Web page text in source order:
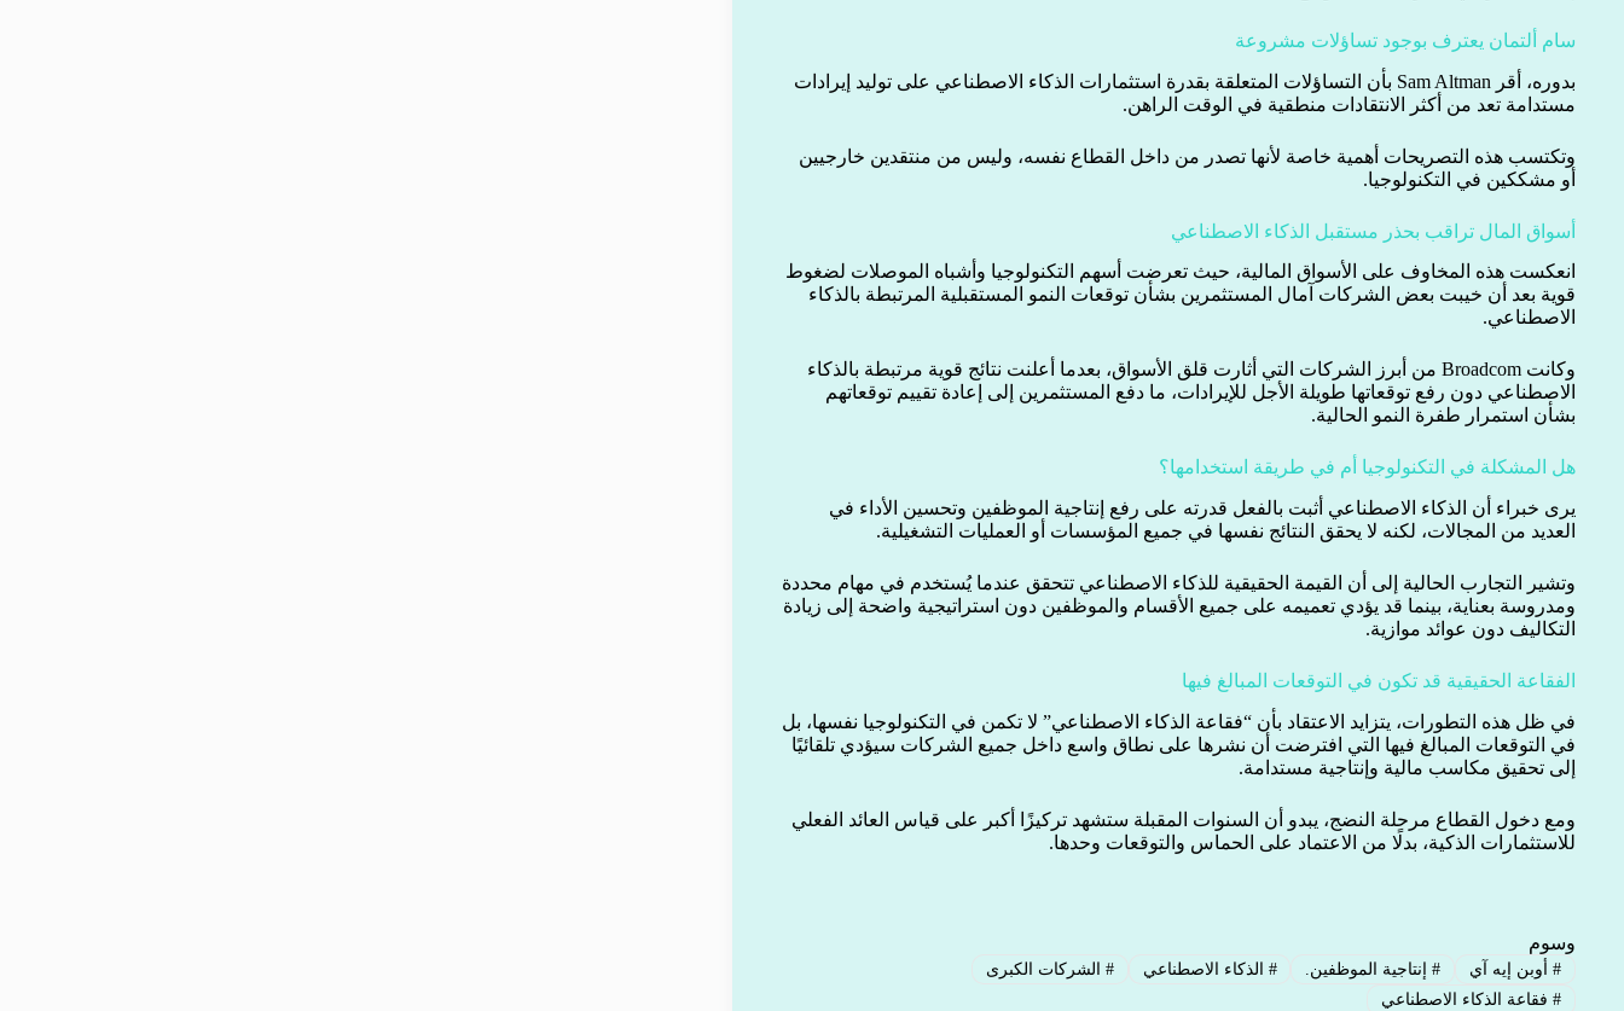
سام ألتمان يعترف بوجود تساؤلات مشروعة
بدوره، أقر Sam Altman بأن التساؤلات المتعلقة بقدرة استثمارات الذكاء الاصطناعي على توليد إيرادات
مستدامة تعد من أكثر الانتقادات منطقية في الوقت الراهن.
وتكتسب هذه التصريحات أهمية خاصة لأنها تصدر من داخل القطاع نفسه، وليس من منتقدين خارجيين
أو مشككين في التكنولوجيا.
أسواق المال تراقب بحذر مستقبل الذكاء الاصطناعي
انعكست هذه المخاوف على الأسواق المالية، حيث تعرضت أسهم التكنولوجيا وأشباه الموصلات لضغوط
قوية بعد أن خيبت بعض الشركات آمال المستثمرين بشأن توقعات النمو المستقبلية المرتبطة بالذكاء
الاصطناعي.
وكانت Broadcom من أبرز الشركات التي أثارت قلق الأسواق، بعدما أعلنت نتائج قوية مرتبطة بالذكاء
الاصطناعي دون رفع توقعاتها طويلة الأجل للإيرادات، ما دفع المستثمرين إلى إعادة تقييم توقعاتهم
بشأن استمرار طفرة النمو الحالية.
هل المشكلة في التكنولوجيا أم في طريقة استخدامها؟
يرى خبراء أن الذكاء الاصطناعي أثبت بالفعل قدرته على رفع إنتاجية الموظفين وتحسين الأداء في
العديد من المجالات، لكنه لا يحقق النتائج نفسها في جميع المؤسسات أو العمليات التشغيلية.
وتشير التجارب الحالية إلى أن القيمة الحقيقية للذكاء الاصطناعي تتحقق عندما يُستخدم في مهام محددة
ومدروسة بعناية، بينما قد يؤدي تعميمه على جميع الأقسام والموظفين دون استراتيجية واضحة إلى زيادة
التكاليف دون عوائد موازية.
الفقاعة الحقيقية قد تكون في التوقعات المبالغ فيها
في ظل هذه التطورات، يتزايد الاعتقاد بأن “فقاعة الذكاء الاصطناعي” لا تكمن في التكنولوجيا نفسها، بل
في التوقعات المبالغ فيها التي افترضت أن نشرها على نطاق واسع داخل جميع الشركات سيؤدي تلقائيًا
إلى تحقيق مكاسب مالية وإنتاجية مستدامة.
ومع دخول القطاع مرحلة النضج، يبدو أن السنوات المقبلة ستشهد تركيزًا أكبر على قياس العائد الفعلي
للاستثمارات الذكية، بدلًا من الاعتماد على الحماس والتوقعات وحدها.
وسوم
#أوبن إيه آي #إنتاجية الموظفين. # الذكاء الاصطناعي # الشركات الكبرى
#فقاعة الذكاء الاصطناعي